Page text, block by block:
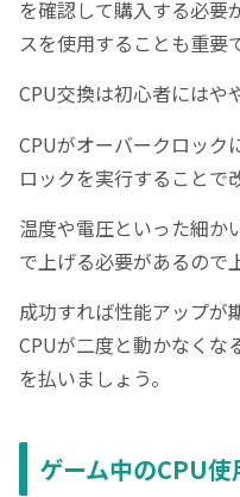
を確認して購入する必要
スを使用することも重要
CPU交換は初心者にはや
CPUがオーバークロック
ロックを実行することで
温度や電圧といった細か
で上げる必要があるので
成功すれば性能アップが
CPUが二度と動かなくな
を払いましょう。
ゲーム中のCPU使